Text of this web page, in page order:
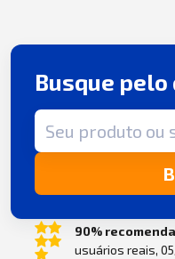
Busque pelo
Termo de busca
90%
usuários reais,